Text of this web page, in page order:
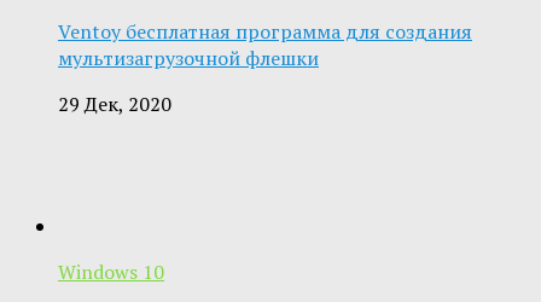
Ventoy бесплатная программа для создания
мультизагрузочной флешки
29 Дек, 2020
Windows 10